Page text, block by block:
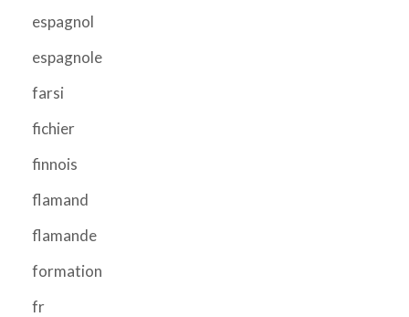
espagnol
espagnole
farsi
fichier
finnois
flamand
flamande
formation
fr